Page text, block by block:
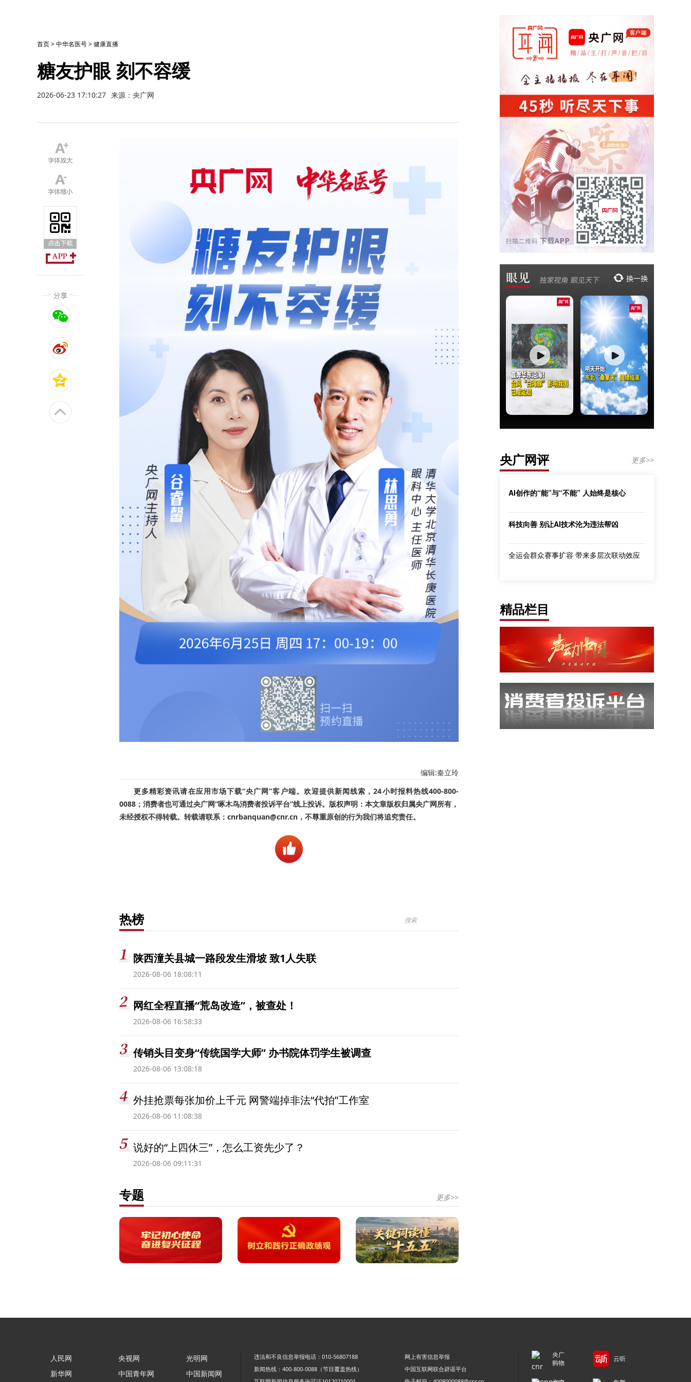
首页>中华名医号>健康直播
糖友护眼 刻不容缓
2026-06-23 17:10:27 来源：央广网
编辑:秦立玲
更多精彩资讯请在应用市场下载“央广网”客户端。欢迎提供新闻线索，24小时报料热线400-800-
0088；消费者也可通过央广网“啄木鸟消费者投诉平台”线上投诉。版权声明：本文章版权归属央广网所有，
未经授权不得转载。转载请联系：cnrbanquan@cnr.cn，不尊重原创的行为我们将追究责任。
热榜
陕西潼关县城一路段发生滑坡 致1人失联
2026-08-06 18:08:11
网红全程直播“荒岛改造”，被查处！
2026-08-06 16:58:33
传销头目变身“传统国学大师” 办书院体罚学生被调查
2026-08-06 13:08:18
外挂抢票每张加价上千元 网警端掉非法“代拍”工作室
2026-08-06 11:08:38
说好的“上四休三”，怎么工资先少了？
2026-08-06 09:11:31
专题 更多>>
央广网评 更多>>
AI创作的“能”与“不能” 人始终是核心
科技向善 别让AI技术沦为违法帮凶
全运会群众赛事扩容 带来多层次联动效应
精品栏目
人民网
新华网
央视网
中国青年网
光明网
中国新闻网
违法和不良信息举报电话：010-56807188
网上有害信息举报
新闻热线：400-800-0088（节目覆盖热线）
中国互联网联合辟谣平台
央广
购物
云听